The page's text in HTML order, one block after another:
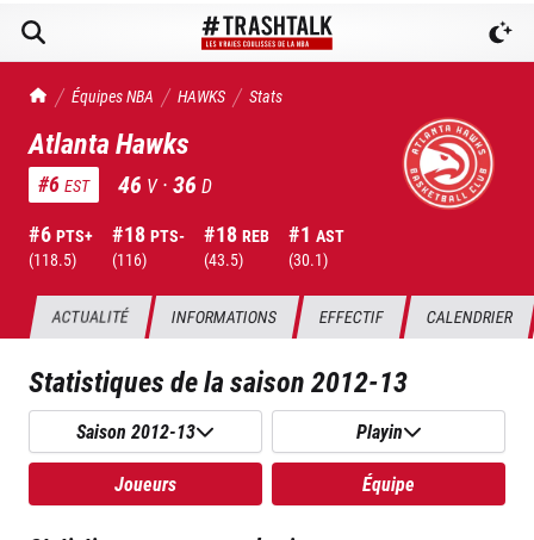
TrashTalk Actu NBA
Équipes NBA HAWKS Stats
Atlanta Hawks
#6 EST 46 V ·36 D
#6 PTS+
(118.5)
#18 PTS-
(116)
#18 REB
(43.5)
#1 AST
(30.1)
ACTUALITÉ INFORMATIONS EFFECTIF CALENDRIER
Statistiques de la saison2012-13
Saison 2012-13 Playin
Joueurs Équipe